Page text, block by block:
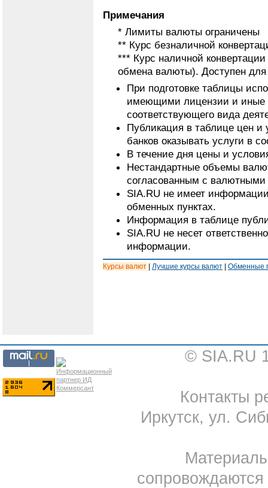
Примечания
* Лимиты валюты ограничены
** Курс безналичной
*** Курс наличной
обмена валюты). Доступен для
При подготовке таблицы
имеющими лицензии и иные
соответствующего вида
Публикация в таблице цен и
банков оказывать услуги в
В течение дня цены и
Нестандартные объемы
согласованным с валютными
SIA.RU не имеет
обменных пунктах.
Информация в таблице
SIA.RU не несет
информации.
Курсы валют Лучшие курсы валют Обменные
© SIA.RU
Контакты
Иркутск, ул.